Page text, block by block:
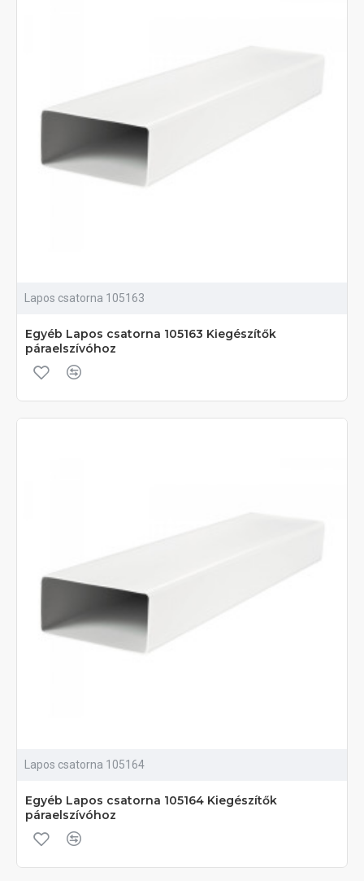
Lapos csatorna 105163
Egyéb Lapos csatorna 105163 Kiegészítők
páraelszívóhoz
Lapos csatorna 105164
Egyéb Lapos csatorna 105164 Kiegészítők
páraelszívóhoz